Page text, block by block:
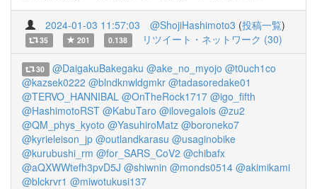
2024-01-03 11:57:03 @ShojiHashimoto3 (投稿一覧)
35 201 0.138 リツイート・ネットワーク (30)
30 @DaigakuBakegaku @ake_no_myojo @t0uch1co
@kazsek0222 @blndknwldgmkr @tadasoredake01
@TERVO_HANNIBAL @OnTheRock1717 @igo_fifth
@HashimotoRST @KabuTaro @ilovegalois @zu2
@QM_phys_kyoto @YasuhiroMatz @boroneko7
@kyrieleison_jp @outlandkarasu @usaginobike
@kurubushi_rm @for_SARS_CoV2 @chibafx
@aQXWWtefh3pvD5J @shiwnin @monds0514 @akimikami
@blckrvr1 @miwotukusi137